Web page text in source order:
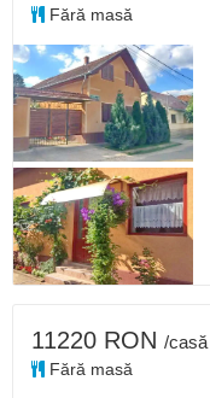
Fără masă
11220 RON /casă
Fără masă